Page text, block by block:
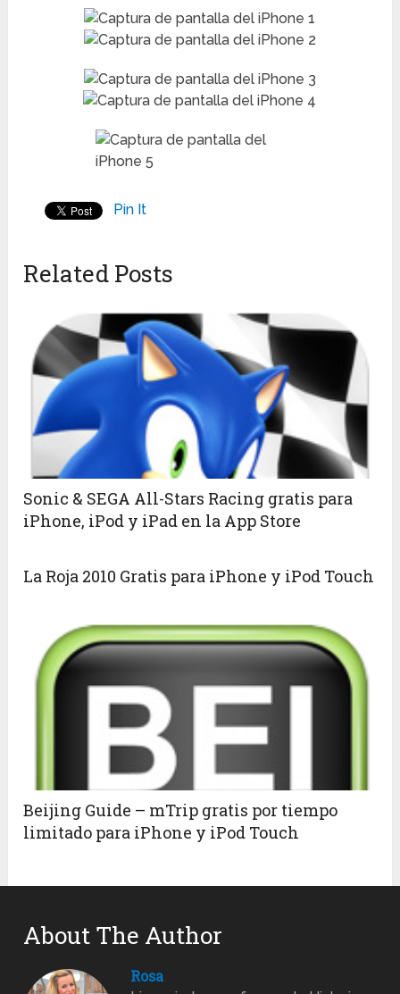
Pin It
Related Posts
Sonic & SEGA All-Stars Racing gratis para
iPhone, iPod y iPad en la App Store
La Roja 2010 Gratis para iPhone y iPod Touch
Beijing Guide – mTrip gratis por tiempo
limitado para iPhone y iPod Touch
About The Author
Rosa